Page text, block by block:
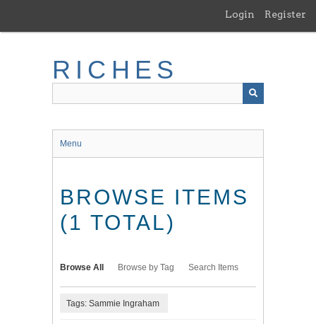
main
Login Register
RICHES
Menu
BROWSE ITEMS
(1 TOTAL)
Browse All Browse by Tag Search Items
Tags: Sammie Ingraham